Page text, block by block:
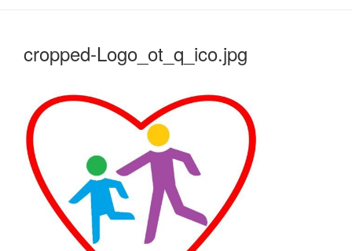
cropped-Logo_ot_q_ico.jpg